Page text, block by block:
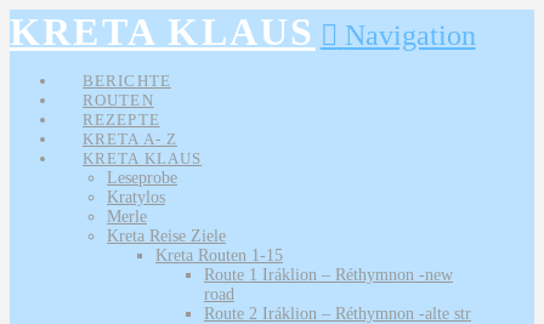
KRETA KLAUS Navigation
BERICHTE
ROUTEN
REZEPTE
KRETA A- Z
KRETA KLAUS
Leseprobe
Kratylos
Merle
Kreta Reise Ziele
Kreta Routen 1-15
Route 1 Iráklion – Réthymnon -new
road
Route 2 Iráklion – Réthymnon -alte str